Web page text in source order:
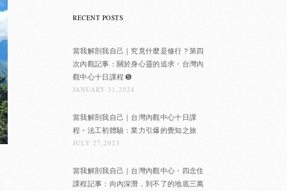
RECENT POSTS
當我解剖我自己｜究竟什麼是修行？第四
次內觀記事：關於身心靈的追求・台灣內
觀中心十日課程 ➎
JANUARY 31,2024
當我解剖我自己｜台灣內觀中心十日課
程・法工初體驗：業力引爆的覺知之旅
JULY 27,2023
當我解剖我自己｜台灣內觀中心・四念住
課程記事：向內深潛，到不了的地底三萬